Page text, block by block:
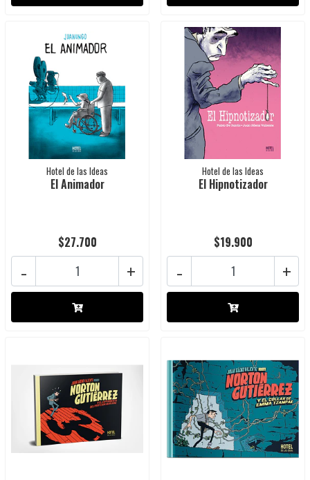
Hotel de las Ideas
El Animador
$27.700
+
-
Hotel de las Ideas
El Hipnotizador
$19.900
+
-